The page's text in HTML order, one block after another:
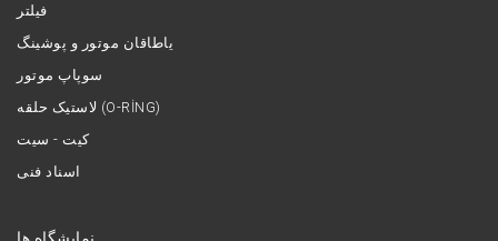
فیلتر
یاطاقان موتور و پوشینگ
سوپاپ موتور
لاستیک حلقه (O-RİNG)
کیت - سیت
اسناد فنی
نمایشگاه ها